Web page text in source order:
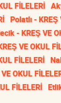
FİLELERİ
Polatlı - KREŞ
- KREŞ VE
VE OKUL
FİLELERİ
OKUL
FİLELERİ